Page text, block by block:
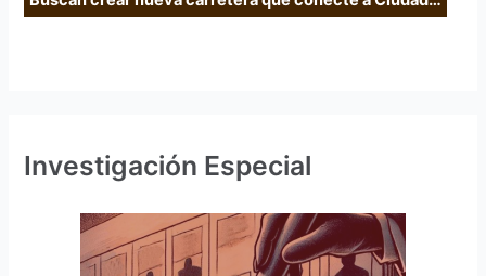
Investigación Especial